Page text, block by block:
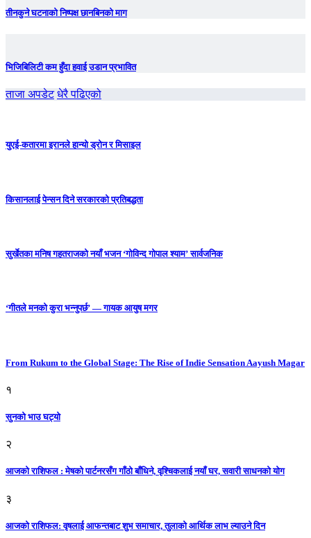
तीनकुने घटनाकाे निष्पक्ष छानबिनकाे माग
भिजिबिलिटी कम हुँदा हवाई उडान प्रभावित
ताजा अपडेट धेरै पढिएको
युएई-कतारमा इरानले हान्यो ड्रोन र मिसाइल
किसानलाई पेन्सन दिने सरकारको प्रतिबद्धता
सुर्खेतका मनिष गहतराजको नयाँ भजन ‘गोविन्द गोपाल श्याम’ सार्वजनिक
‘गीतले मनको कुरा भन्नुपर्छ’ — गायक आयुष मगर
From Rukum to the Global Stage: The Rise of Indie Sensation Aayush Magar
१
सुनको भाउ घट्याे
२
आजको राशिफल : मेषको पार्टनरसँग गाँठो बाँधिने, वृश्चिकलाई नयाँ घर, सवारी साधनकाे याेग
३
आजकाे राशिफल: वृषलाई आफन्तबाट शुभ समाचार, तुलाकाे आर्थिक लाभ ल्याउने दिन